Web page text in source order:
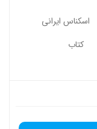
اسکناس ایرانی
کتاب